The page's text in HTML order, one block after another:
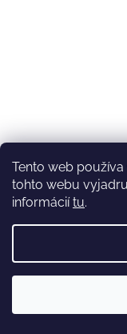
Tento web
tohto webu
informáciítu.
nedostupná (na